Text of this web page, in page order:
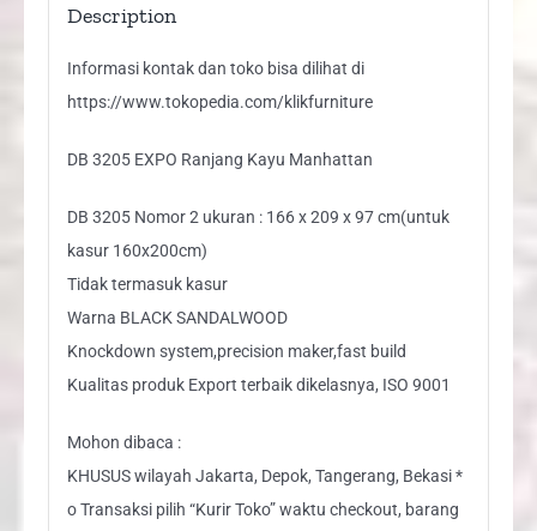
Description
Informasi kontak dan toko bisa dilihat di
https://www.tokopedia.com/klikfurniture
DB 3205 EXPO Ranjang Kayu Manhattan
DB 3205 Nomor 2 ukuran : 166 x 209 x 97 cm(untuk
kasur 160x200cm)
Tidak termasuk kasur
Warna BLACK SANDALWOOD
Knockdown system,precision maker,fast build
Kualitas produk Export terbaik dikelasnya, ISO 9001
Mohon dibaca :
KHUSUS wilayah Jakarta, Depok, Tangerang, Bekasi *
o Transaksi pilih “Kurir Toko” waktu checkout, barang